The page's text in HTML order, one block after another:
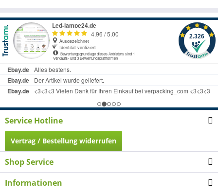
Service Hotline
Vertrag / Bestellung widerrufen
Shop Service
Informationen